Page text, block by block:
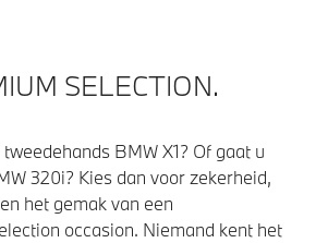
onderstel
Steptronic sporttransmissie
SELECTION.
BMW X1? Of gaat u
320i? Kies dan voor zekerheid,
het gemak van een
occasion. Niemand kent het